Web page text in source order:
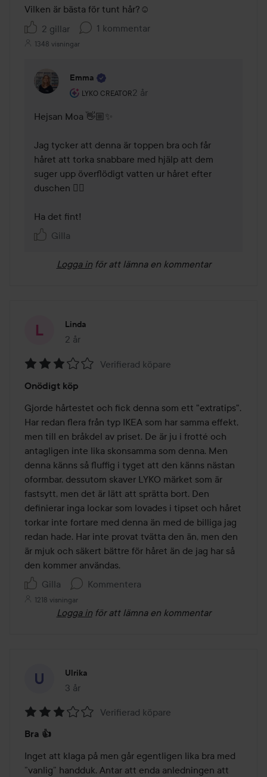
Vilken är bästa för tunt hår?☺️
2 gillar
1 kommentar
1348 visningar
Emma
LYKO CREATOR
Användarens roll: Lyko Creator.
2 år
Kommentaren lades 2 år
Hejsan Moa 👋🏼✨
Jag tycker att denna är toppen bra och får
håret att torka snabbare med hjälp att dem
suger upp överflödigt vatten ur håret efter
duschen 👍🏼
Ha det fint!
Gilla
Logga in för att lämna en kommentar
Linda
2 år
Inlägget skapades 2 år
3
av
5
Verifierad köpare
Onödigt köp
Gjorde hårtestet och fick denna som ett "extratips".
Har redan flera från typ IKEA som har samma effekt,
men till en bråkdel av priset. De är ju i frotté och
antagligen inte lika skonsamma som denna. Men
denna känns så fluffig i tyget att den känns nästan
oformbar, dessutom skaver LYKO märket som är
fastsytt, men det är lätt att sprätta bort. Den
definierar inga lockar som lovades i tipset och håret
torkar inte fortare med denna än med de billiga jag
redan hade. Har inte provat tvätta den än, men den
är mjuk och säkert bättre för håret än de jag har så
den kommer användas.
Gilla
Kommentera
1218 visningar
Logga in för att lämna en kommentar
Ulrika
3 år
Inlägget skapades 3 år
3
av
5
Verifierad köpare
Bra 👍
Inget att klaga på men går egentligen lika bra med
”vanlig” handduk. Antar att enda anledningen att